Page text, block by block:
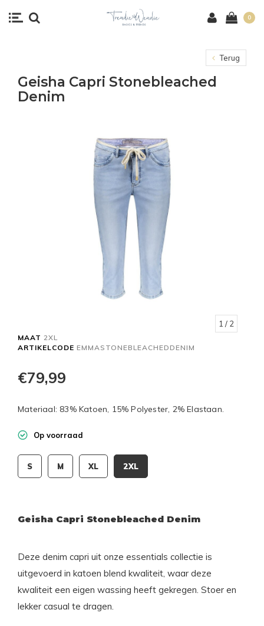
0
Terug
Geisha Capri Stonebleached
Denim
1 / 2
MAAT 2XL
ARTIKELCODE EMMASTONEBLEACHEDDENIM
€79,99
Materiaal: 83% Katoen, 15% Polyester, 2% Elastaan.
Op voorraad
S M XL 2XL
Geisha Capri Stonebleached Denim
Deze denim capri uit onze essentials collectie is
uitgevoerd in katoen blend kwaliteit, waar deze
kwaliteit een eigen wassing heeft gekregen. Stoer en
lekker casual te dragen.